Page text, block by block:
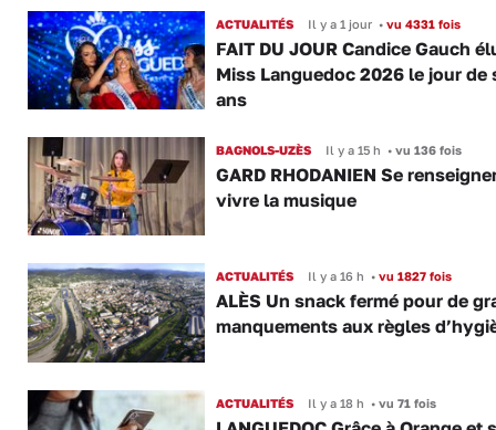
ACTUALITÉS Il y a 1 jour •vu 4331 fois
FAIT DU JOUR Candice Gauch
Miss Languedoc 2026 le jour de
ans
BAGNOLS-UZÈS Il y a 15 h •vu 136 fois
GARD RHODANIEN Se
vivre la musique
ACTUALITÉS Il y a 16 h •vu 1827 fois
ALÈS Un snack fermé pour de
manquements aux règles
ACTUALITÉS Il y a 18 h •vu 71 fois